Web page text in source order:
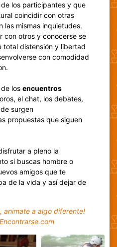
los participantes y que
coincidir con otras
las mismas inquietudes.
con otros y conocerse se
total distensión y libertad
con comodidad
los encuentros
el chat, los debates,
surgen
propuestas que siguen
a pleno la
si buscas hombre o
amigos que te
de la vida y así dejar de
animate a algo diferente!